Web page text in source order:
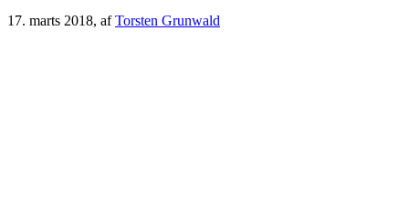
17. marts 2018, afTorsten Grunwald